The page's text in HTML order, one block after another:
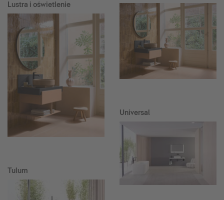
Lustra i oświetlenie
Tulum
Universal